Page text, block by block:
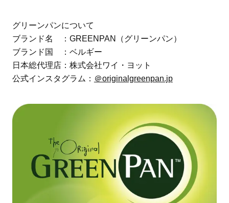
グリーンパンについて
ブランド名 ：GREENPAN（グリーンパン）
ブランド国 ：ベルギー
日本総代理店：株式会社ワイ・ヨット
公式インスタグラム： ＠originalgreenpan.jp